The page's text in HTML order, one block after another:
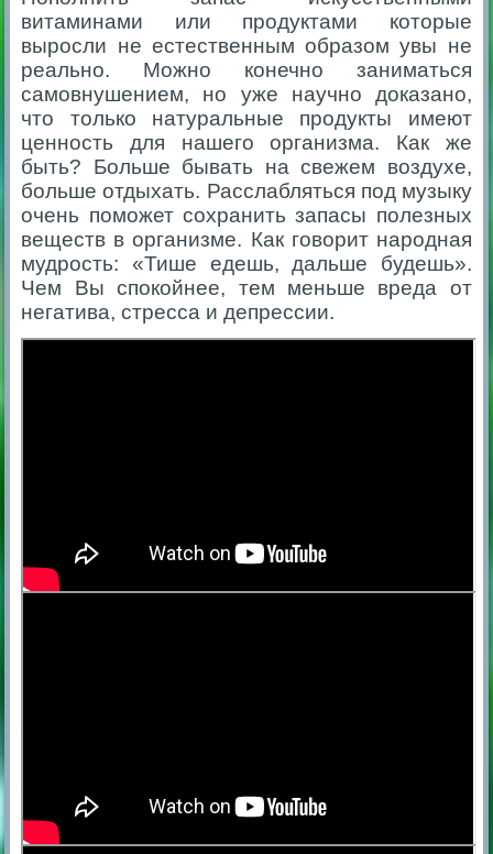
витаминами или продуктами которые
выросли не естественным образом увы не
реально. Можно конечно заниматься
самовнушением, но уже научно доказано,
что только натуральные продукты имеют
ценность для нашего организма. Как же
быть? Больше бывать на свежем воздухе,
больше отдыхать. Расслабляться под музыку
очень поможет сохранить запасы полезных
веществ в организме. Как говорит народная
мудрость: «Тише едешь, дальше будешь».
Чем Вы спокойнее, тем меньше вреда от
негатива, стресса и депрессии.